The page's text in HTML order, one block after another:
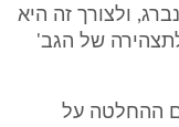
ולצורך זה היא
של הגב'
ההחלטה על